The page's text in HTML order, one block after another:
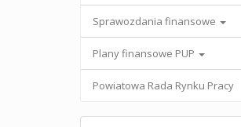
Sprawozdania finansowe
Plany finansowe PUP
Powiatowa Rada Rynku Pracy